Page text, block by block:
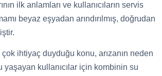
ilk anlamları ve kullanıcıların servis
beyaz eşyadan arındırılmış, doğrudan
ihtiyaç duyduğu konu, arızanın neden
yaşayan kullanıcılar için kombinin su